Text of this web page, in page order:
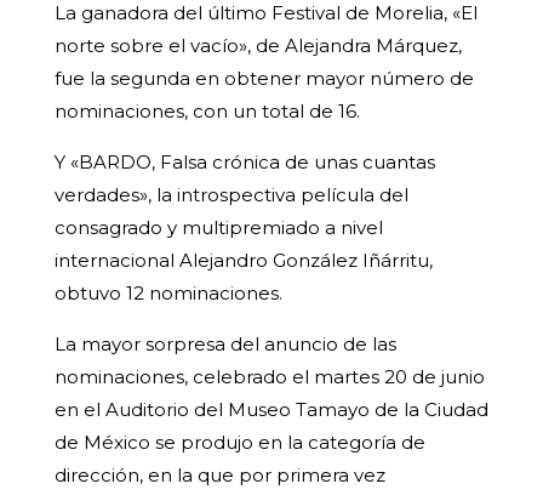
La ganadora del último Festival de Morelia, «El
norte sobre el vacío», de Alejandra Márquez,
fue la segunda en obtener mayor número de
nominaciones, con un total de 16.
Y «BARDO, Falsa crónica de unas cuantas
verdades», la introspectiva película del
consagrado y multipremiado a nivel
internacional Alejandro González Iñárritu,
obtuvo 12 nominaciones.
La mayor sorpresa del anuncio de las
nominaciones, celebrado el martes 20 de junio
en el Auditorio del Museo Tamayo de la Ciudad
de México se produjo en la categoría de
dirección, en la que por primera vez